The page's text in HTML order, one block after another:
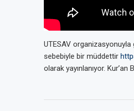
UTESAV organizasyonuyla
sebebiyle bir müddettir
olarak yayınlanıyor.